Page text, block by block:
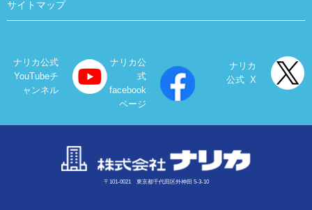
サイトマップ
ナリカ公式
YouTubeチ
ャンネル
ナリカ公
式
facebook
ページ
ナリカ
公式 X
〒101-0021 東京都千代田区外神田 5-3-10